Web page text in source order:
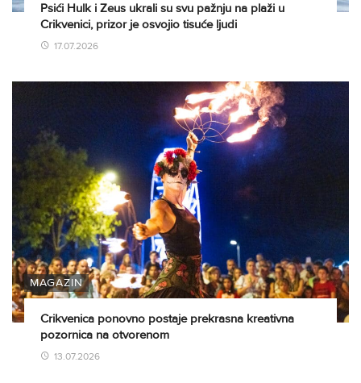
Psići Hulk i Zeus ukrali su svu pažnju na plaži u
Crikvenici, prizor je osvojio tisuće ljudi
17.07.2026
MAGAZIN
Crikvenica ponovno postaje prekrasna kreativna
pozornica na otvorenom
13.07.2026